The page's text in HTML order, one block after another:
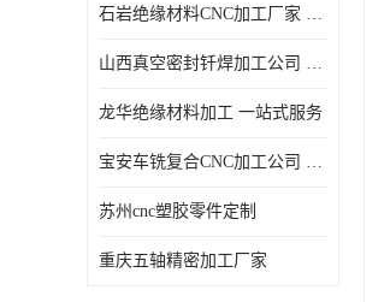
石岩绝缘材料CNC加工厂家 技术成熟
山西真空密封钎焊加工公司 经验丰富
龙华绝缘材料加工 一站式服务
宝安车铣复合CNC加工公司 技术成熟
苏州cnc塑胶零件定制
重庆五轴精密加工厂家